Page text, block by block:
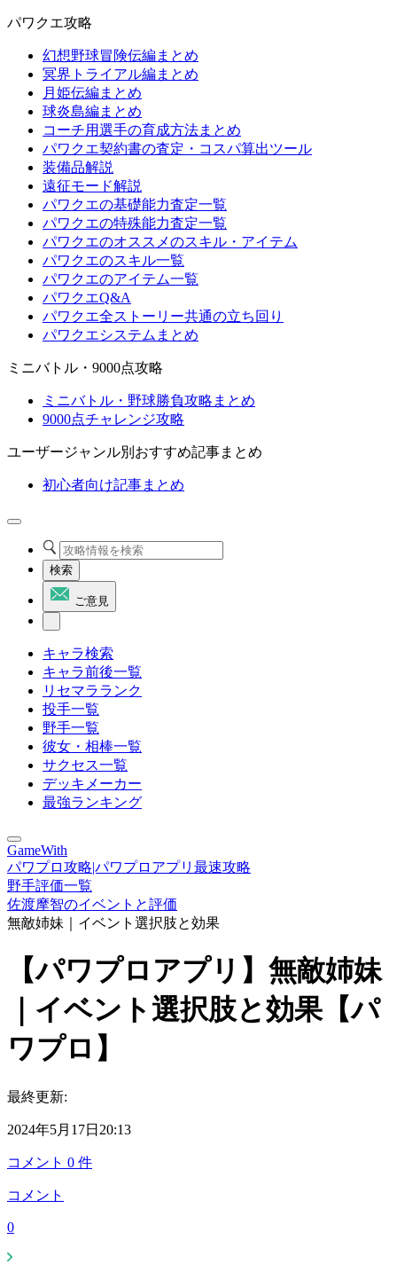
パワクエ攻略
幻想野球冒険伝編まとめ
冥界トライアル編まとめ
月姫伝編まとめ
球炎島編まとめ
コーチ用選手の育成方法まとめ
パワクエ契約書の査定・コスパ算出ツール
装備品解説
遠征モード解説
パワクエの基礎能力査定一覧
パワクエの特殊能力査定一覧
パワクエのオススメのスキル・アイテム
パワクエのスキル一覧
パワクエのアイテム一覧
パワクエQ&A
パワクエ全ストーリー共通の立ち回り
パワクエシステムまとめ
ミニバトル・9000点攻略
ミニバトル・野球勝負攻略まとめ
9000点チャレンジ攻略
ユーザージャンル別おすすめ記事まとめ
初心者向け記事まとめ
検索
ご意見
キャラ検索
キャラ前後一覧
リセマラランク
投手一覧
野手一覧
彼女・相棒一覧
サクセス一覧
デッキメーカー
最強ランキング
GameWith
パワプロ攻略|パワプロアプリ最速攻略
野手評価一覧
佐渡摩智のイベントと評価
無敵姉妹｜イベント選択肢と効果
【パワプロアプリ】無敵姉妹
｜イベント選択肢と効果【パ
ワプロ】
最終更新:
2024年5月17日20:13
コメント 0 件
コメント
0